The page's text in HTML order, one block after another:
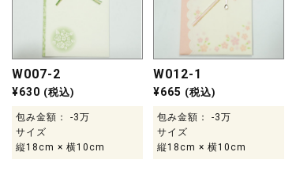
W007-2
¥630 (税込)
包み金額： -3万
サイズ
縦18cm × 横10cm
W012-1
¥665 (税込)
包み金額： -3万
サイズ
縦18cm × 横10cm